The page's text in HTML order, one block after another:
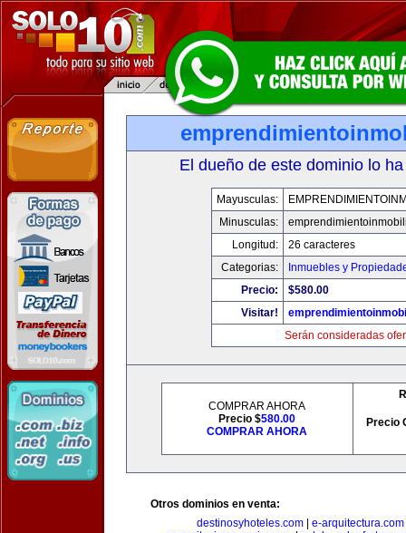
El dueño de este dominio lo
Mayusculas:
Minusculas:
Longitud:
26 caracteres
Categorias:
Inmuebles y
Precio:
$580.00
Visitar!
Serán consideradas
COMPRAR AHORA
Precio $580.00
COMPRAR AHORA
Precio
Otros dominios en venta:
destinosyhoteles.com
e-arquitectura.com